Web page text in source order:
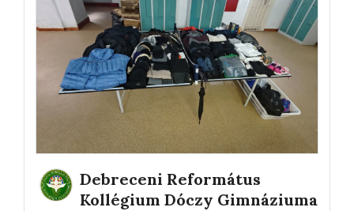
Debreceni Református
Kollégium Dóczy Gimnáziuma